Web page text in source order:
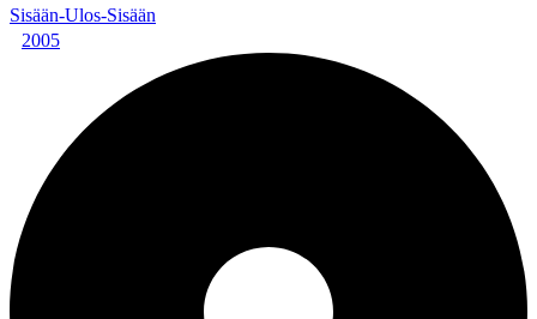
Sisään-Ulos-Sisään
2005